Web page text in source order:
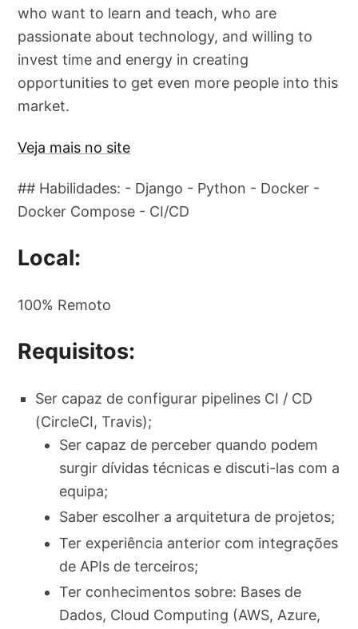
who want to learn and teach, who are
passionate about technology, and willing to
invest time and energy in creating
opportunities to get even more people into this
market.
Veja mais no site
## Habilidades: - Django - Python - Docker -
Docker Compose - CI/CD
Local:
100% Remoto
Requisitos:
Ser capaz de configurar pipelines CI / CD
(CircleCI, Travis);
Ser capaz de perceber quando podem
surgir dívidas técnicas e discuti-las com a
equipa;
Saber escolher a arquitetura de projetos;
Ter experiência anterior com integrações
de APIs de terceiros;
Ter conhecimentos sobre: ​​Bases de
Dados, Cloud Computing (AWS, Azure,